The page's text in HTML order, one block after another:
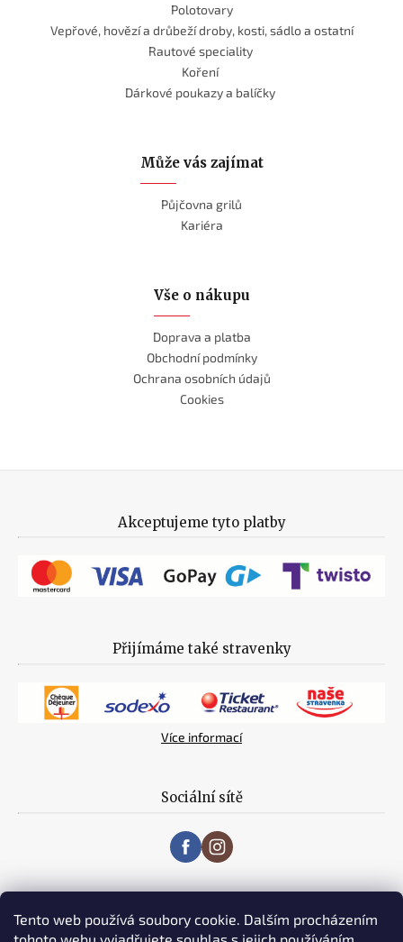
Tento web používá soubory cookie. Dalším procházením
Polotovary
Vepřové, hovězí a drůbeží droby, kosti, sádlo a ostatní
Rautové speciality
Koření
Dárkové poukazy a balíčky
Může vás zajímat
Půjčovna grilů
Kariéra
Vše o nákupu
Doprava a platba
Obchodní podmínky
Ochrana osobních údajů
Cookies
Akceptujeme tyto platby
Přijímáme také stravenky
Více informací
Sociální sítě